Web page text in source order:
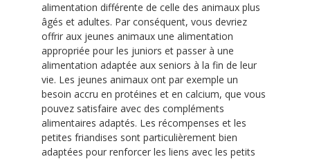
alimentation différente de celle des animaux plus
âgés et adultes. Par conséquent, vous devriez
offrir aux jeunes animaux une alimentation
appropriée pour les juniors et passer à une
alimentation adaptée aux seniors à la fin de leur
vie. Les jeunes animaux ont par exemple un
besoin accru en protéines et en calcium, que vous
pouvez satisfaire avec des compléments
alimentaires adaptés. Les récompenses et les
petites friandises sont particulièrement bien
adaptées pour renforcer les liens avec les petits